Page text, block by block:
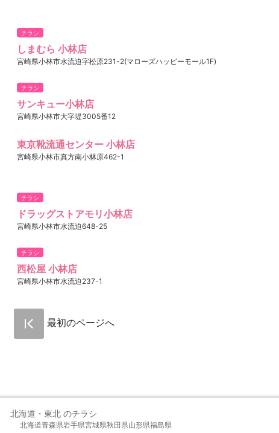
チラシ
しまむら 小林店
宮崎県小林市水流迫字松原231-2(マローズハッピーモール1F)
チラシ
サンキュー小林店
宮崎県小林市大字堤3005番12
東京靴流通センター 小林店
宮崎県小林市真方南小林原462-1
チラシ
ドラッグストアモリ小林店
宮崎県小林市水流迫648-25
チラシ
西松屋 小林店
宮崎県小林市水流迫237-1
最初のページへ
北海道・東北 のチラシ
北海道青森県岩手県宮城県秋田県山形県福島県